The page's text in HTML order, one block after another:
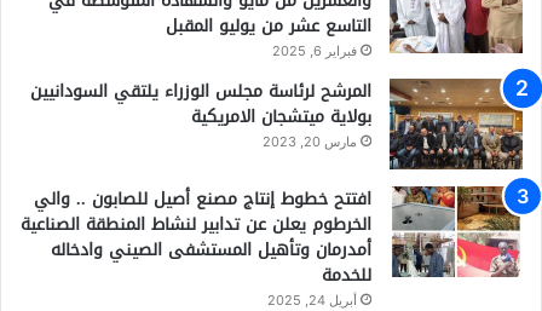
التاسع عشر من يوليو المقبل
فبراير 6, 2025
المرشح لرئاسة مجلس الوزراء يلتقي السودانيين
بولاية ميتشجان الامريكية
مارس 20, 2023
افتتح خطوط إنتاج مصنع أصيل للصابون .. والي
الخرطوم يعلن عن تدابير لنشاط المنطقة الصناعية
أمدرمان وتأهيل المستشفى الصيني وادخاله
للخدمة
أبريل 24, 2025